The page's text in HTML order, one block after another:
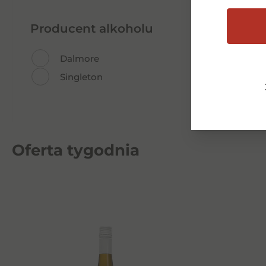
Producent alkoholu
Dalmore
Singleton
Oferta tygodnia
szeroki
oferty